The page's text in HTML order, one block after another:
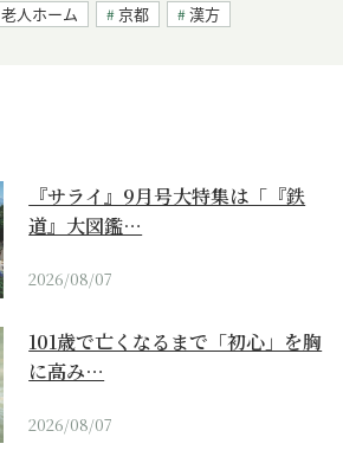
老人ホーム 京都 漢方
『サライ』9月号大特集は「『鉄
道』大図鑑…
2026/08/07
101歳で亡くなるまで「初心」を胸
に高み…
2026/08/07